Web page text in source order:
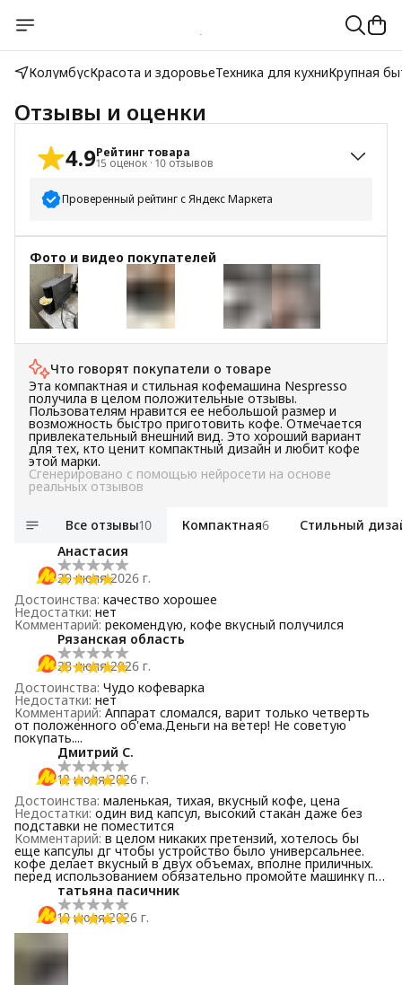
КолумбусКрасота и здоровьеТехника для кухниКрупная
Отзывы и оценки
4.9Рейтинг товара
15 оценок · 10 отзывов
Проверенный рейтинг с Яндекс Маркета
5 звёзд
14
4 звезды
3 звезды
2 звезды
1 звезда
Фото и видео покупателей
Что говорят покупатели о товаре
Эта компактная и стильная кофемашина Nespresso
получила в целом положительные отзывы.
Пользователям нравится ее небольшой размер и
возможность быстро приготовить кофе. Отмечается
привлекательный внешний вид. Это хороший вариант
для тех, кто ценит компактный дизайн и любит кофе
этой марки.
Сгенерировано с помощью нейросети на основе
реальных отзывов
Все отзывы10 Компактная6
Стильный
Анастасия
29 июля 2026 г.
Достоинства: качество хорошее
Недостатки: нет
Комментарий: рекомендую, кофе вкусный получился
Рязанская область
28 июля 2026 г.
Достоинства: Чудо кофеварка
Недостатки: нет
Комментарий: Аппарат сломался, варит только четверть
от положенного об'ема.Деньги на ветер! Не советую
покупать....
Дмитрий С.
12 июля 2026 г.
Достоинства: маленькая, тихая, вкусный кофе, цена
Недостатки: один вид капсул, высокий стакан даже без
подставки не поместится
Комментарий: в целом никаких претензий, хотелось бы
еще капсулы дг чтобы устройство было универсальнее.
кофе делает вкусный в двух объемах, вполне приличных.
перед использованием обязательно промойте машинку по
инструкции. в диапазоне 3-5к лучше взять ббк с гарантией,
чем других китайцев. я очень доволен.
татьяна пасичник
10 июля 2026 г.